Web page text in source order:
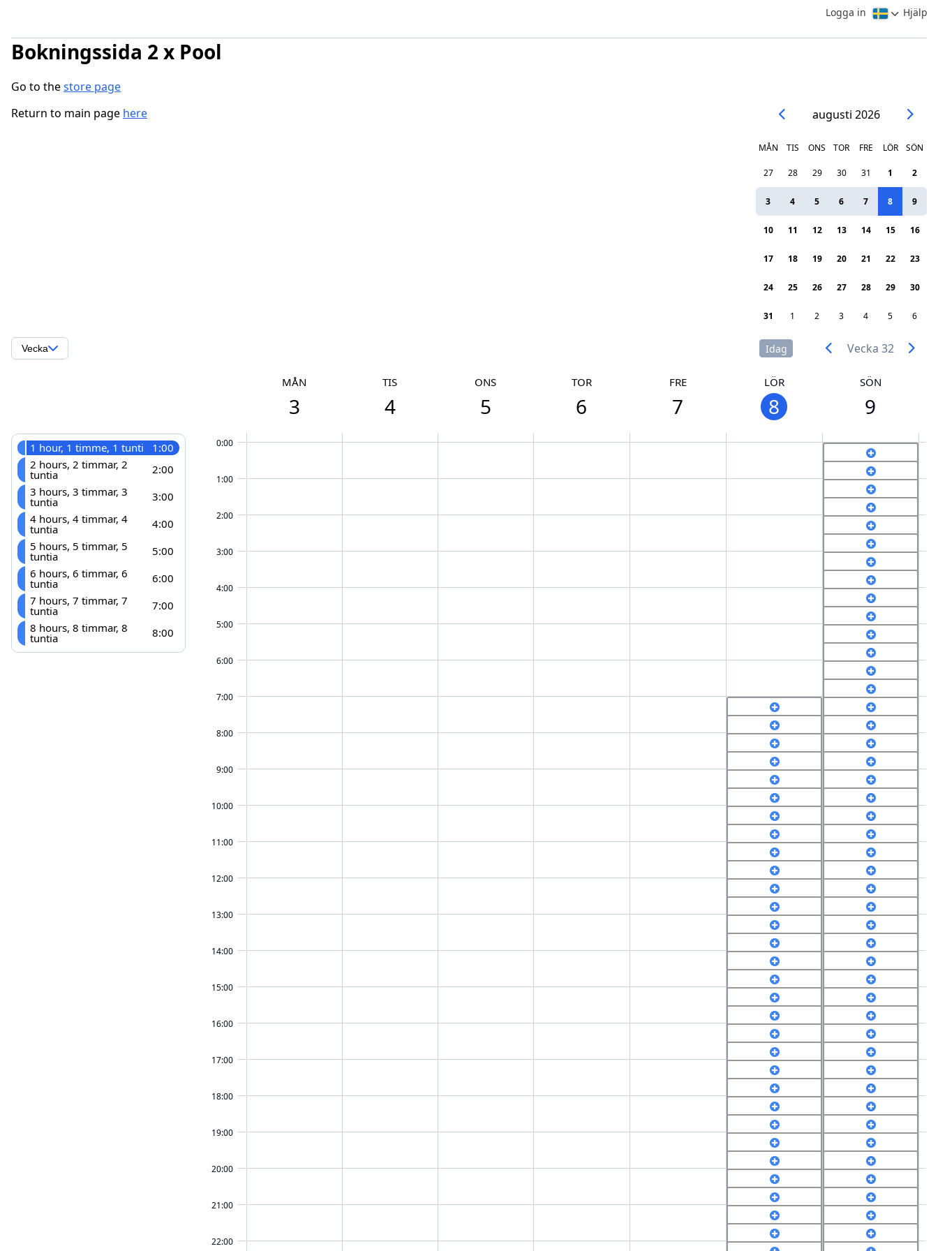
Logga in Hjälp
Bokningssida 2 x Pool
Go to thestore page
Return to main page here augusti 2026
MÅN TIS ONS TOR FRE LÖR SÖN
27 28 29 30 31 1 2
3 4 5 6 7 8 9
10 11 12 13 14 15 16
17 18 19 20 21 22 23
24 25 26 27 28 29 30
31 1 2 3 4 5 6
Vecka 32
Idag
Vecka
1 hour, 1 timme, 1 tunti
1:00
2 hours, 2 timmar, 2
tuntia
2:00
3 hours, 3 timmar, 3
tuntia
3:00
4 hours, 4 timmar, 4
tuntia
4:00
5 hours, 5 timmar, 5
tuntia
5:00
6 hours, 6 timmar, 6
tuntia
6:00
7 hours, 7 timmar, 7
tuntia
7:00
8 hours, 8 timmar, 8
tuntia 8:00
MÅN
3
TIS
4
ONS
5
TOR
6
FRE
7
LÖR
8
SÖN
9
0:00
1:00
2:00
3:00
4:00
5:00
6:00
7:00
8:00
9:00
10:00
11:00
12:00
13:00
14:00
15:00
16:00
17:00
18:00
19:00
20:00
21:00
22:00